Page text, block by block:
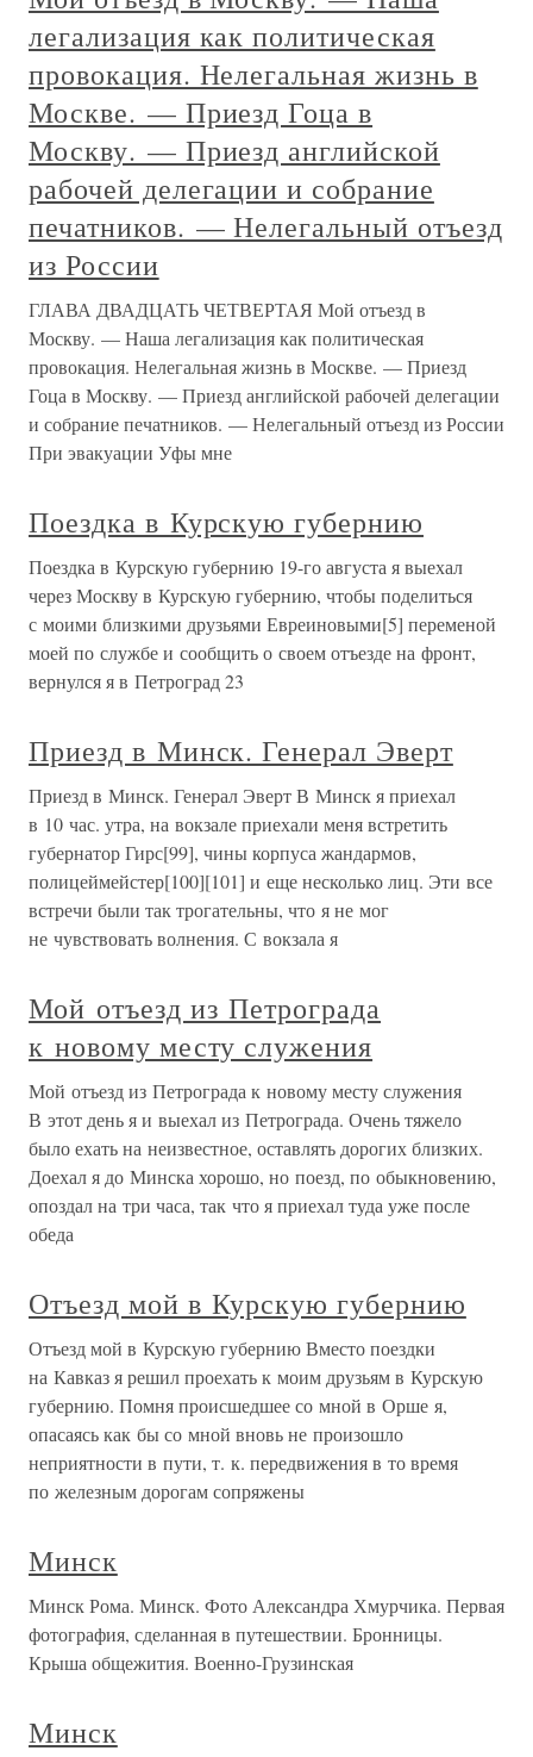
легализация как политическая
провокация. Нелегальная жизнь в
Москве. — Приезд Гоца в
Москву. — Приезд английской
рабочей делегации и собрание
печатников. — Нелегальный отъезд
из России
ГЛАВА ДВАДЦАТЬ ЧЕТВЕРТАЯ Мой отъезд в
Москву. — Наша легализация как политическая
провокация. Нелегальная жизнь в Москве. — Приезд
Гоца в Москву. — Приезд английской рабочей делегации
и собрание печатников. — Нелегальный отъезд из России
При эвакуации Уфы мне
Поездка в Курскую губернию
Поездка в Курскую губернию 19-го августа я выехал
через Москву в Курскую губернию, чтобы поделиться
с моими близкими друзьями Евреиновыми[5] переменой
моей по службе и сообщить о своем отъезде на фронт,
вернулся я в Петроград 23
Приезд в Минск. Генерал Эверт
Приезд в Минск. Генерал Эверт В Минск я приехал
в 10 час. утра, на вокзале приехали меня встретить
губернатор Гирс[99], чины корпуса жандармов,
полицеймейстер[100][101] и еще несколько лиц. Эти все
встречи были так трогательны, что я не мог
не чувствовать волнения. С вокзала я
Мой отъезд из Петрограда
к новому месту служения
Мой отъезд из Петрограда к новому месту служения
В этот день я и выехал из Петрограда. Очень тяжело
было ехать на неизвестное, оставлять дорогих близких.
Доехал я до Минска хорошо, но поезд, по обыкновению,
опоздал на три часа, так что я приехал туда уже после
обеда
Отъезд мой в Курскую губернию
Отъезд мой в Курскую губернию Вместо поездки
на Кавказ я решил проехать к моим друзьям в Курскую
губернию. Помня происшедшее со мной в Орше я,
опасаясь как бы со мной вновь не произошло
неприятности в пути, т. к. передвижения в то время
по железным дорогам сопряжены
Минск
Минск Рома. Минск. Фото Александра Хмурчика. Первая
фотография, сделанная в путешествии. Бронницы.
Крыша общежития. Военно-Грузинская
Минск